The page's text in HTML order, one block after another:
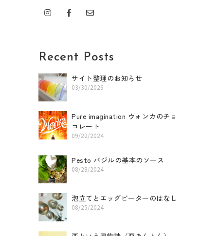
I
n
r
a
F
a
o
k
n
p
e
Recent Posts
サイト整理のお知らせ
03/30/2026
Pure imagination ウォンカのチョ
コレート
09/22/2024
Pesto バジルの基本のソース
08/28/2024
泡立てとエッグビーターのはなし
08/25/2024